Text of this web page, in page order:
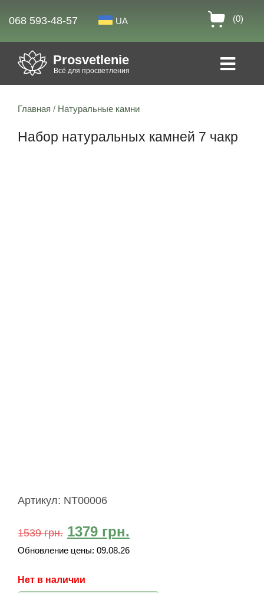
068 593-48-57 UA (0)
Prosvetlenie
Всё для просветления
Главная / Натуральные камни
Набор натуральных камней 7 чакр
Артикул: NT00006
1539грн. 1379 грн.
Обновление цены: 09.08.26
Нет в наличии